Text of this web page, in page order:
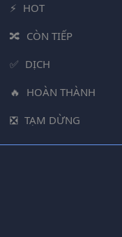
HOT
CÒN TIẾP
DỊCH
HOÀN THÀNH
TẠM DỪNG